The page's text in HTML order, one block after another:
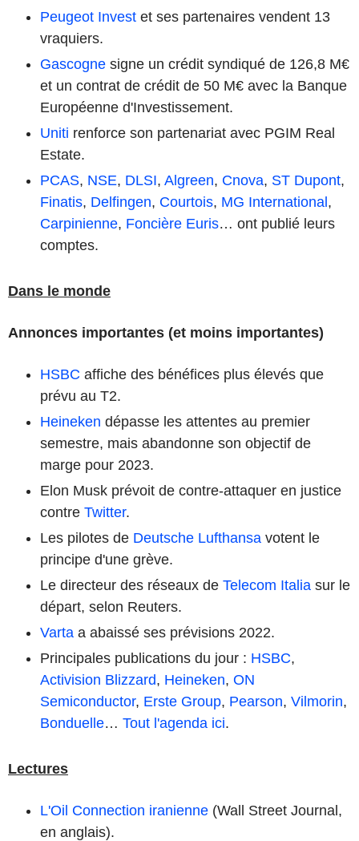
Peugeot Invest et ses partenaires vendent 13
vraquiers.
Gascogne signe un crédit syndiqué de 126,8 M€
et un contrat de crédit de 50 M€ avec la Banque
Européenne d'Investissement.
Uniti renforce son partenariat avec PGIM Real
Estate.
PCAS, NSE, DLSI, Algreen, Cnova, ST Dupont,
Finatis, Delfingen, Courtois, MG International,
Carpinienne, Foncière Euris… ont publié leurs
comptes.
Dans le monde
Annonces importantes (et moins importantes)
HSBC affiche des bénéfices plus élevés que
prévu au T2.
Heineken dépasse les attentes au premier
semestre, mais abandonne son objectif de
marge pour 2023.
Elon Musk prévoit de contre-attaquer en justice
contre Twitter.
Les pilotes de Deutsche Lufthansa votent le
principe d'une grève.
Le directeur des réseaux de Telecom Italia sur le
départ, selon Reuters.
Varta a abaissé ses prévisions 2022.
Principales publications du jour : HSBC,
Activision Blizzard, Heineken, ON
Semiconductor, Erste Group, Pearson, Vilmorin,
Bonduelle… Tout l'agenda ici.
Lectures
L'Oil Connection iranienne (Wall Street Journal,
en anglais).